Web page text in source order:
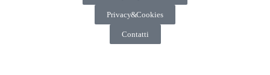
Privacy & Cookies
Contatti